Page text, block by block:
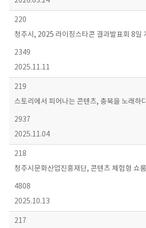
220
청주시, 2025 라이징스타콘 결과발표회 8일
2349
2025.11.11
219
스토리에서 피어나는 콘텐츠, 충북을 노래하
2937
2025.11.04
218
청주시문화산업진흥재단, 콘텐츠 체험형 쇼
4808
2025.10.13
217